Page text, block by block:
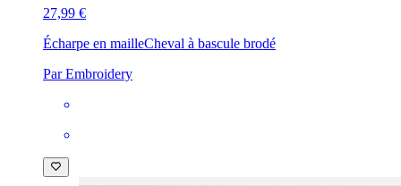
27,99 €
Écharpe en mailleCheval à bascule brodé
Par Embroidery